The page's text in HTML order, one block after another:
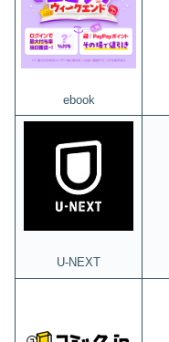
ebook
U-NEXT